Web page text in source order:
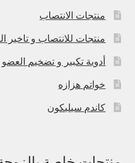
منتجات الانتصاب
منتجات للانتصاب و تاخير
أدوية تكبير و تضخيم العضو
خواتم هزازه
كاندم سيليكون